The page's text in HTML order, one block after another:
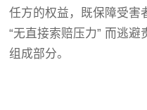
任方的权益，既保障受害
“无直接索赔压力” 而逃
组成部分。